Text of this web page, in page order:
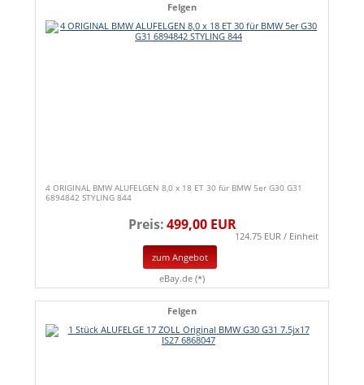
Felgen
4 ORIGINAL BMW ALUFELGEN 8,0 x 18 ET 30 für BMW 5er G30 G31
6894842 STYLING 844
Preis:499,00 EUR
124.75 EUR / Einheit
zum Angebot
eBay.de (*)
Felgen